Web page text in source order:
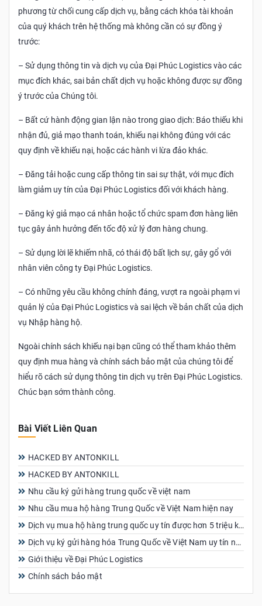
phương từ chối cung cấp dịch vụ, bằng cách khóa tài khoản
của quý khách trên hệ thống mà không cần có sự đồng ý
trước:
– Sử dụng thông tin và dịch vụ của Đại Phúc Logistics vào các
mục đích khác, sai bản chất dịch vụ hoặc không được sự đồng
ý trước của Chúng tôi.
– Bất cứ hành động gian lận nào trong giao dịch: Báo thiếu khi
nhận đủ, giả mạo thanh toán, khiếu nại không đúng với các
quy định về khiếu nại, hoặc các hành vi lừa đảo khác.
– Đăng tải hoặc cung cấp thông tin sai sự thật, với mục đích
làm giảm uy tín của Đại Phúc Logistics đối với khách hàng.
– Đăng ký giả mạo cá nhân hoặc tổ chức spam đơn hàng liên
tục gây ảnh hưởng đến tốc độ xử lý đơn hàng chung.
– Sử dụng lời lẽ khiếm nhã, có thái độ bất lịch sự, gây gổ với
nhân viên công ty Đại Phúc Logistics.
– Có những yêu cầu không chính đáng, vượt ra ngoài phạm vi
quản lý của Đại Phúc Logistics và sai lệch về bản chất của dịch
vụ Nhập hàng hộ.
Ngoài chính sách khiếu nại bạn cũng có thể tham khảo thêm
quy định mua hàng và chính sách bảo mật của chúng tôi để
hiểu rõ cách sử dụng thông tin dịch vụ trên Đại Phúc Logistics.
Chúc bạn sớm thành công.
Bài Viết Liên Quan
HACKED BY ANTONKILL
HACKED BY ANTONKILL
Nhu cầu ký gửi hàng trung quốc về việt nam
Nhu cầu mua hộ hàng Trung Quốc về Việt Nam hiện nay
Dịch vụ mua hộ hàng trung quốc uy tín được hơn 5 triệu khách hàng tin dùng
Dịch vụ ký gửi hàng hóa Trung Quốc về Việt Nam uy tín nhất
Giới thiệu về Đại Phúc Logistics
Chính sách bảo mật